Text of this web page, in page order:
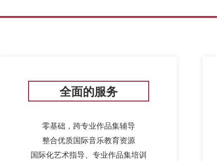
全面的服务
零基础，跨专业作品集辅导
整合优质国际音乐教育资源
国际化艺术指导、专业作品集培训